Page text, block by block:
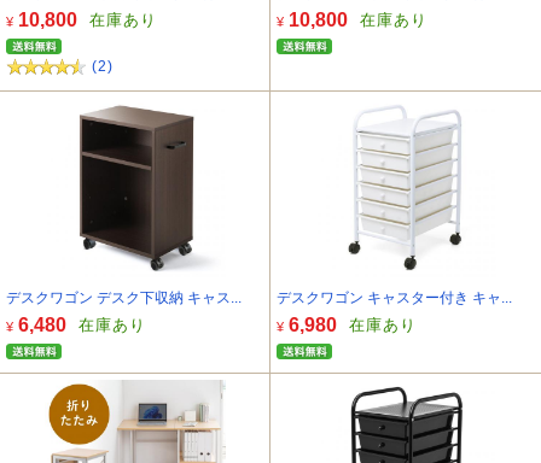
¥ 10,800 在庫あり
(2)
¥ 10,800 在庫あり
デスクワゴン デスク下収納 キャス...
¥ 6,480 在庫あり
デスクワゴン キャスター付き キャ...
¥ 6,980 在庫あり